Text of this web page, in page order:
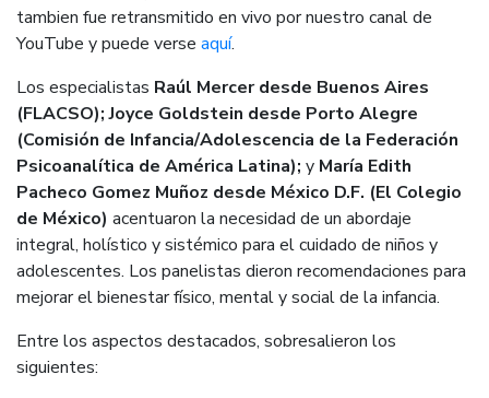
tambien fue retransmitido en vivo por nuestro canal de
YouTube y puede verse aquí.
Los especialistas Raúl Mercer desde Buenos Aires
(FLACSO); Joyce Goldstein desde Porto Alegre
(Comisión de Infancia/Adolescencia de la Federación
Psicoanalítica de América Latina); y María Edith
Pacheco Gomez Muñoz desde México D.F. (El Colegio
de México) acentuaron la necesidad de un abordaje
integral, holístico y sistémico para el cuidado de niños y
adolescentes. Los panelistas dieron recomendaciones para
mejorar el bienestar físico, mental y social de la infancia.
Entre los aspectos destacados, sobresalieron los
siguientes: